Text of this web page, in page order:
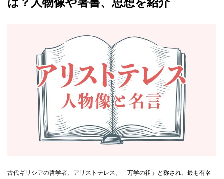
古代ギリシアの哲学者、アリストテレス。「万学の祖」と称され、最も有名